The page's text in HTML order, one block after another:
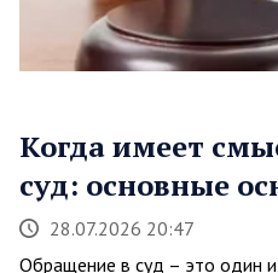
Когда имеет
суд: основные
28.07.2026 20:47
Обращение в суд – это один